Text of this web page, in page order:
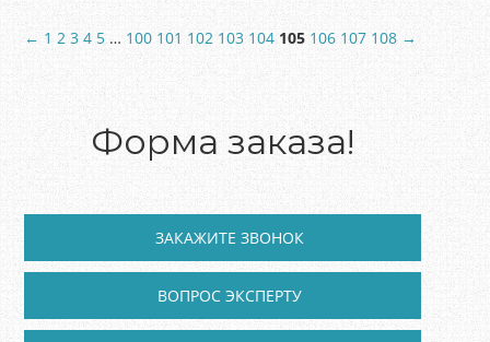
← 1 2 3 4 5 … 100 101 102 103 104 105 106 107 108 →
Форма заказа!
ЗАКАЖИТЕ ЗВОНОК
ВОПРОС ЭКСПЕРТУ